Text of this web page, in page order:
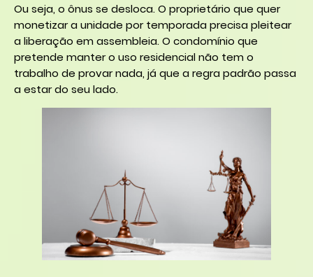
Ou seja, o ônus se desloca. O proprietário que quer
monetizar a unidade por temporada precisa pleitear
a liberação em assembleia. O condomínio que
pretende manter o uso residencial não tem o
trabalho de provar nada, já que a regra padrão passa
a estar do seu lado.